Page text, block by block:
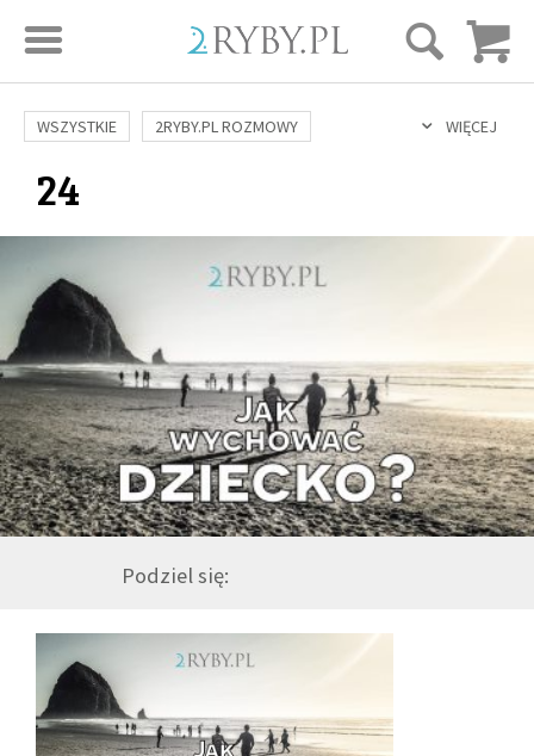
STRONA GŁÓWNA
SKLEP
KSIĄŻKI
AUDIOBOOKI
DRUŻYNA
WESPRZYJ NAS
WIĘCEJ
WSZYSTKIE 2RYBY.PL ROZMOWY
SAME DOBRE WIADOMOŚCI
RODZINA NAUKA
KOBIETA
KULTURA ŚWIĘCI
24
Podziel się: